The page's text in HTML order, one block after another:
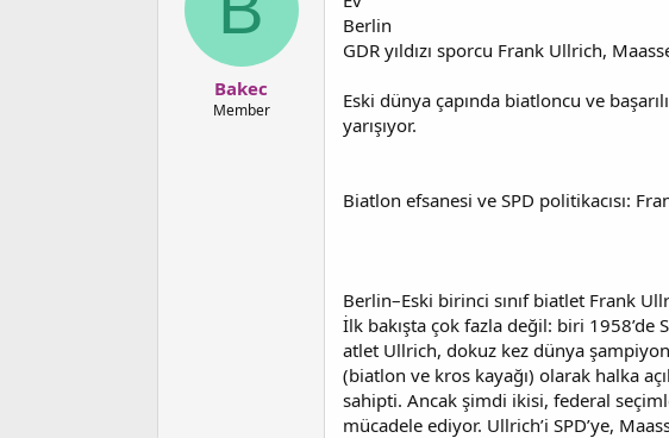
n
ı
ç
t
Bakec
Member
Berlin
GDR yıldızı sporcu Frank Ullrich,
Eski dünya çapında biatloncu ve
yarışıyor.
Biatlon efsanesi ve SPD politikacısı:
Berlin–Eski birinci sınıf biatlet Frank
İlk bakışta çok fazla değil: biri 1958’de
atlet Ullrich, dokuz kez dünya
(biatlon ve kros kayağı) olarak halka
sahipti. Ancak şimdi ikisi, federal
mücadele ediyor. Ullrich’i SPD’ye,